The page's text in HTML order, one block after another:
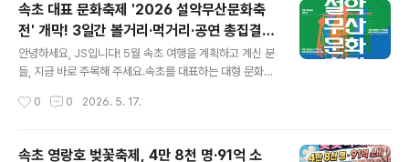
비바테크(VivaTech 2026) 전시회에서 AI 서버 CPU 기
술을 선보이며 세계의 이목을 끈 이스라엘 팹리스 반도체
기업 네오로직(NeoLogic) 의 행보와, 그 배경이 된 AI 데
이터센터 전력 위기 현황을 함께 짚어보겠습니다.✅ 핵심
도체 팹리스 스타트업비바테크 2026 : 6월 17~20일..
속초 대표 문화축제 '2026 설악무산문화축
전' 개막! 3일간 볼거리·먹거리·공연 총집결 +
주변 숙소·카페 추천까지
안녕하세요, JS입니다! 5월 속초 여행을 계획하고 계신 분
들, 지금 바로 주목해 주세요.속초를 대표하는 대형 문화예
부터 17일(토)까지 3일간 속초 엑스포 잔디광장 일원에서
0 0 2026. 5. 17.
속초 영랑호 벚꽃축제, 4만 8천 명·91억 소